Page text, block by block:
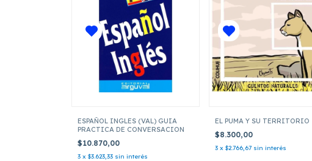
ESPAÑOL INGLES (VAL) GUIA
PRACTICA DE CONVERSACION
$10.870,00
3 x $3.623,33 sin interés
EL PUMA Y SU TERRITORIO
$8.300,00
3 x $2.766,67 sin interés